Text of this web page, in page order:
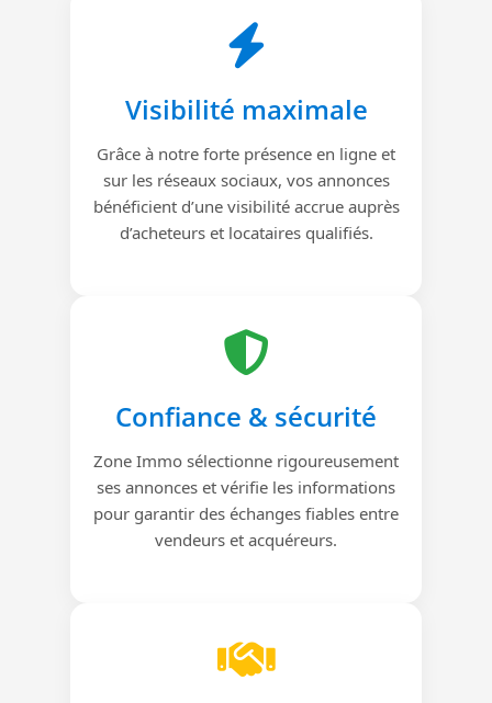
Visibilité maximale
Grâce à notre forte présence en ligne et
sur les réseaux sociaux, vos annonces
bénéficient d’une visibilité accrue auprès
d’acheteurs et locataires qualifiés.
Confiance & sécurité
Zone Immo sélectionne rigoureusement
ses annonces et vérifie les informations
pour garantir des échanges fiables entre
vendeurs et acquéreurs.